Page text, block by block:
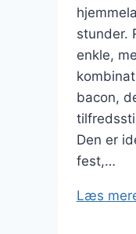
stunder.
enkle,
bacon,
Den er
fest,…
Læs